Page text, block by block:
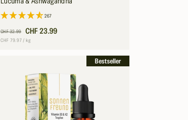
267
Normaler
Preis
CHF 32.99
VerkaufspreisCHF 23.99
Grundpreis
CHF 79.97 / pro
kg
Bestseller